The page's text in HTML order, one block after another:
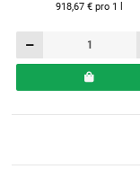
918,67 € pro 1 l